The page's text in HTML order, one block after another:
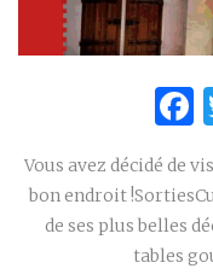
Vous avez décidé de
bon endroit
de ses plus belles
tables